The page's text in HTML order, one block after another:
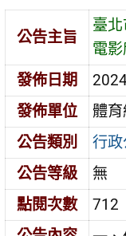
公告主旨
臺北
電
發佈日期
發佈單位
體育
公告類別
行
公告等級
無
點閱次數
712